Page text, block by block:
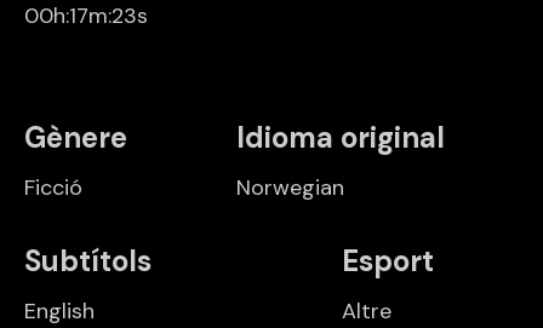
00h:17m:23s
Gènere
Ficció
Idioma original
Norwegian
Subtítols
English
Esport
Altre